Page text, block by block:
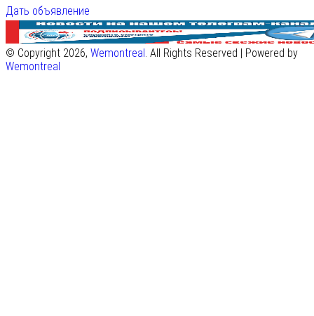
Дать объявление
© Copyright 2026, Wemontreal. All Rights Reserved | Powered by
Wemontreal